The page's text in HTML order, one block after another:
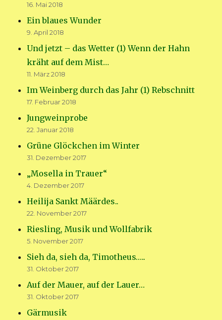
16. Mai 2018
Ein blaues Wunder
9. April 2018
Und jetzt – das Wetter (1) Wenn der Hahn
kräht auf dem Mist…
11. März 2018
Im Weinberg durch das Jahr (1) Rebschnitt
17. Februar 2018
Jungweinprobe
22. Januar 2018
Grüne Glöckchen im Winter
31. Dezember 2017
„Mosella in Trauer“
4. Dezember 2017
Heilija Sankt Määrdes..
22. November 2017
Riesling, Musik und Wollfabrik
5. November 2017
Sieh da, sieh da, Timotheus…..
31. Oktober 2017
Auf der Mauer, auf der Lauer…
31. Oktober 2017
Gärmusik